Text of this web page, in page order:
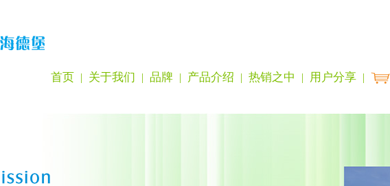
首页 | 关于我们 | 品牌 | 产品介绍 | 热销之中 | 用户分享 |